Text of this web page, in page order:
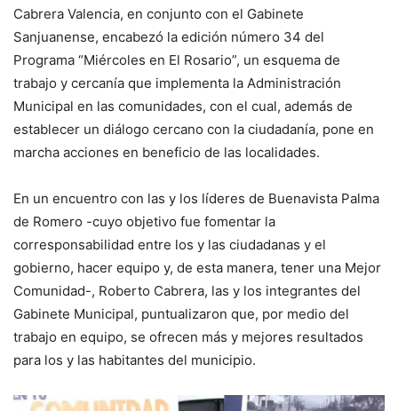
Cabrera Valencia, en conjunto con el Gabinete
Sanjuanense, encabezó la edición número 34 del
Programa “Miércoles en El Rosario”, un esquema de
trabajo y cercanía que implementa la Administración
Municipal en las comunidades, con el cual, además de
establecer un diálogo cercano con la ciudadanía, pone en
marcha acciones en beneficio de las localidades.
En un encuentro con las y los líderes de Buenavista Palma
de Romero -cuyo objetivo fue fomentar la
corresponsabilidad entre los y las ciudadanas y el
gobierno, hacer equipo y, de esta manera, tener una Mejor
Comunidad-, Roberto Cabrera, las y los integrantes del
Gabinete Municipal, puntualizaron que, por medio del
trabajo en equipo, se ofrecen más y mejores resultados
para los y las habitantes del municipio.